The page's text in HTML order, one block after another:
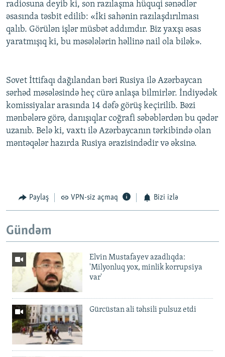
radiosuna deyib ki, son razılaşma hüquqi sənədlər
əsasında təsbit edilib: «İki sahənin razılaşdırılması
qalıb. Görülən işlər müsbət addımdır. Biz yaxşı əsas
yaratmışıq ki, bu məsələlərin həllinə nail ola bilək».
Sovet İttifaqı dağılandan bəri Rusiya ilə Azərbaycan
sərhəd məsələsində heç cürə anlaşa bilmirlər. İndiyədək
komissiyalar arasında 14 dəfə görüş keçirilib. Bəzi
mənbələrə görə, danışıqlar coğrafi səbəblərdən bu qədər
uzanıb. Belə ki, vaxtı ilə Azərbaycanın tərkibində olan
məntəqələr hazırda Rusiya ərazisindədir və əksinə.
Paylaş VPN-siz açmaq Bizi izlə
Gündəm
Elvin Mustafayev azadlıqda:
'Milyonluq yox, minlik korrupsiya
var'
Gürcüstan ali təhsili pulsuz etdi